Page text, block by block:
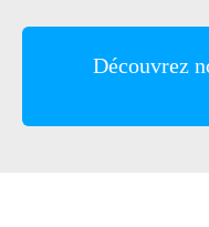
Découvrez